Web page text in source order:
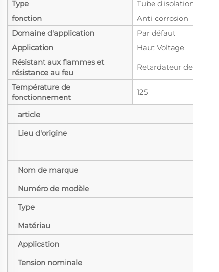
Type
Tube d'isolation
fonction
Anti-corrosion
Domaine d'application
Par défaut
Application
Haut Voltage
Résistant aux flammes et
résistance au feu
Retardateur de
Température de
fonctionnement
125
article
Lieu d'origine
Nom de marque
Numéro de modèle
Type
Matériau
Application
Tension nominale